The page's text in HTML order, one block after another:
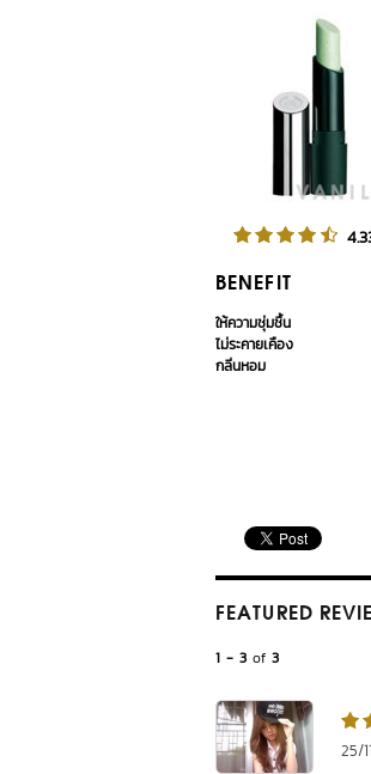
BENEFIT
ให้ความชุ่มชื้น
ไม่ระคายเคือง
กลิ่นหอม
FEATURED
1 - 3 of 3
25/